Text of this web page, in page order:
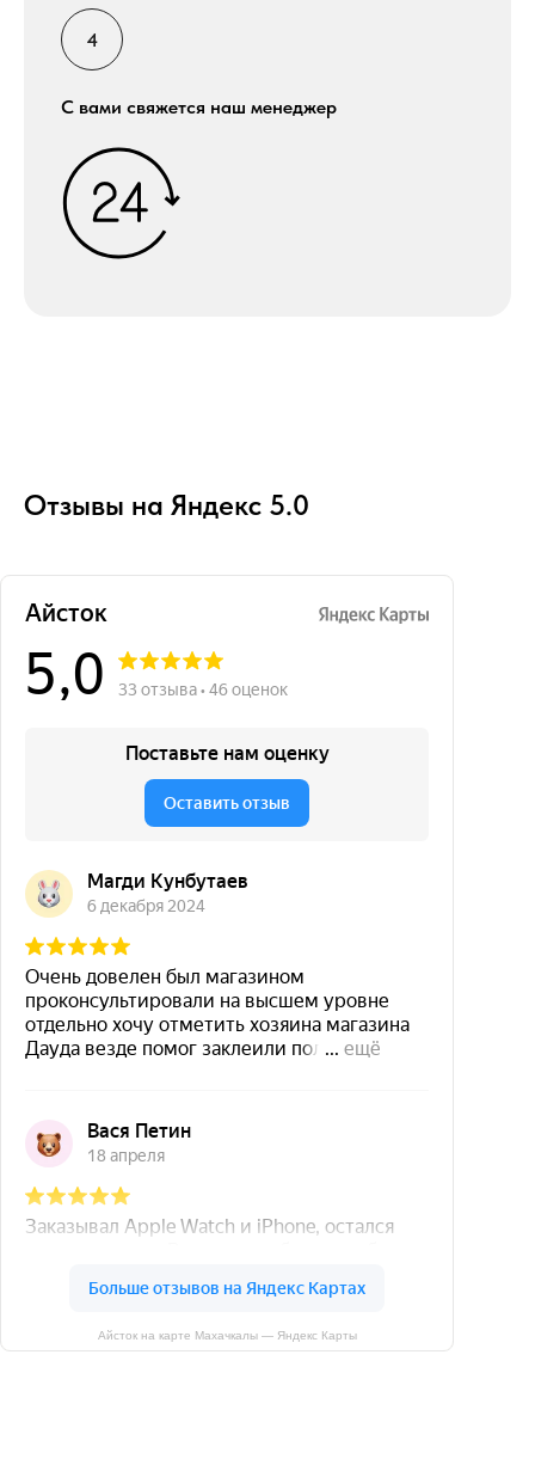
С вами свяжется наш менеджер
Отзывы на Яндекс 5.0
Айсток на карте Махачкалы — Яндекс Карты